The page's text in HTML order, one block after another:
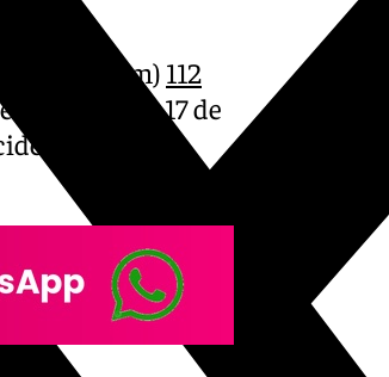
(Cecem) 112
este martes 17 de
en